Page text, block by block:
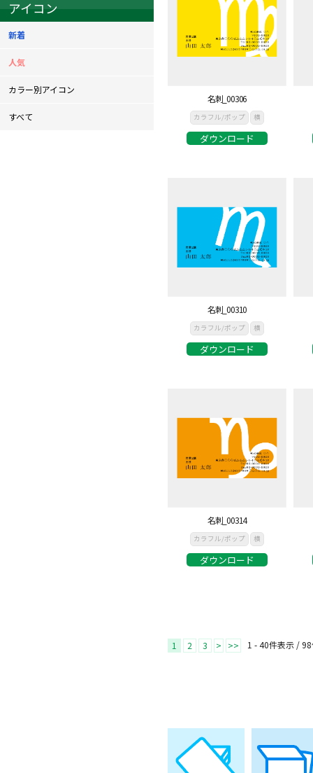
名刺_00306
カラフル/ポップ 横
ダウンロード
名刺_00310
カラフル/ポップ 横
ダウンロード
名刺_00314
カラフル/ポップ 横
ダウンロード
1 2 3 > >> 1 - 40件表示 /98
アイコン
新着
人気
カラー別アイコン
すべて